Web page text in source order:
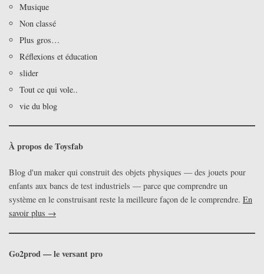
Musique
Non classé
Plus gros…
Réflexions et éducation
slider
Tout ce qui vole..
vie du blog
À propos de Toysfab
Blog d'un maker qui construit des objets physiques — des jouets pour
enfants aux bancs de test industriels — parce que comprendre un
système en le construisant reste la meilleure façon de le comprendre. En
savoir plus →
Go2prod — le versant pro